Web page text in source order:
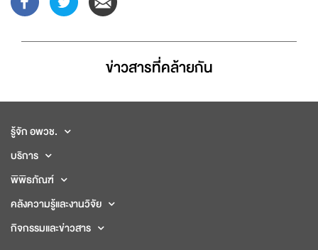
ข่าวสารที่่คล้ายกัน
รู้จัก อพวช.
บริการ
พิพิธภัณฑ์
คลังความรู้และงานวิจัย
กิจกรรมและข่าวสาร